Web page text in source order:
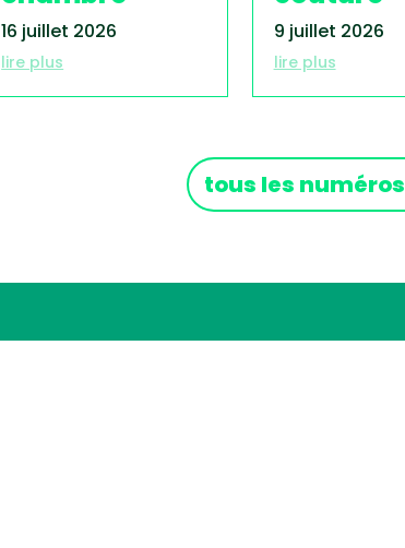
16 juillet 2026
lire plus
9 juillet 2026
lire plus
tous les numéros